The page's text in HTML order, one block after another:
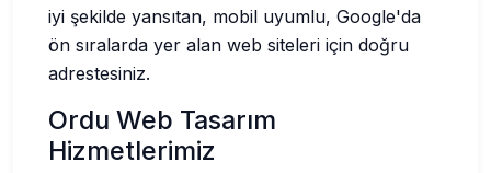
iyi şekilde yansıtan, mobil uyumlu, Google'da
ön sıralarda yer alan web siteleri için doğru
adrestesiniz.
Ordu Web Tasarım
Hizmetlerimiz